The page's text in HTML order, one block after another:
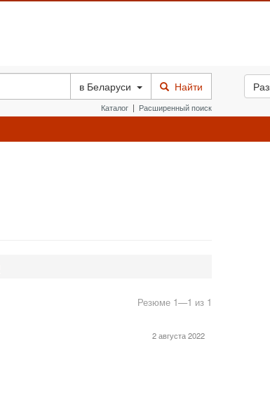
в Беларуси Найти
Каталог | Расширенный поиск
Резюме 1—1 из 1
2 августа 2022